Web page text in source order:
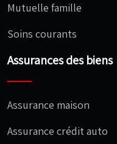
Mutuelle famille
Soins courants
Assurances des biens
Assurance maison
Assurance crédit auto